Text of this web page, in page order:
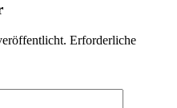
Erforderliche